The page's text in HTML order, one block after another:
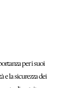
per i suoi
e la sicurezza dei